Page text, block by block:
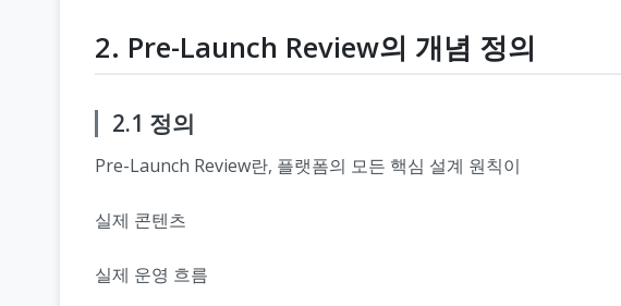
2. Pre-Launch Review의 개념 정의
2.1 정의
Pre-Launch Review란, 플랫폼의 모든 핵심 설계 원칙이
실제 콘텐츠
실제 운영 흐름